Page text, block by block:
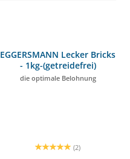
EGGERSMANN Lecker Bricks
- 1kg-(getreidefrei)
die optimale Belohnung
(2)